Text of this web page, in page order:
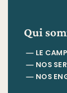
Qui
LE
NOS
NOS